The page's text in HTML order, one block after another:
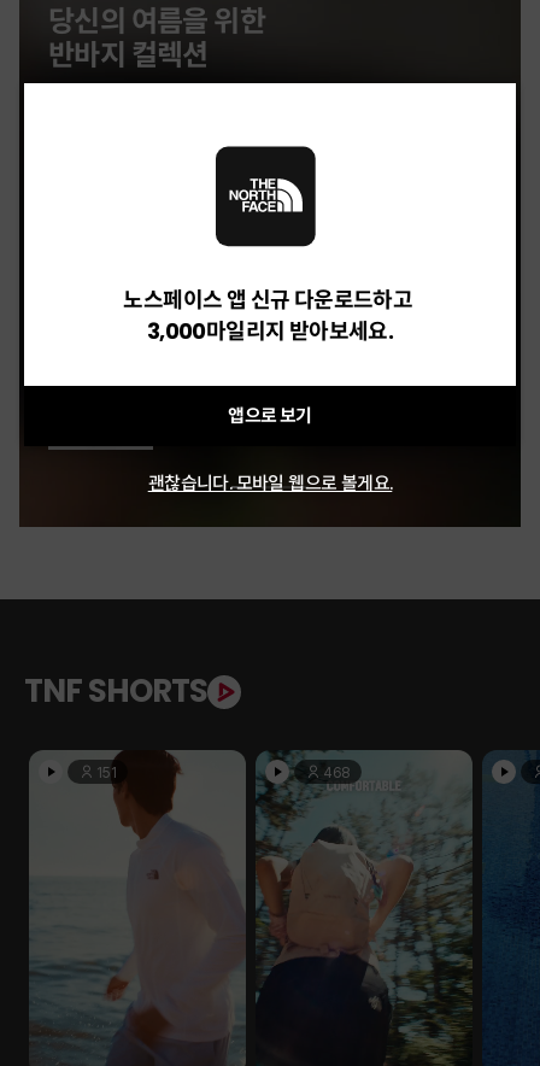
당신의 여름을 위한
반바지 컬렉션
M BASIN SHORT - 7"
59,400 원
46,240 원
32%
BRIS DENIM SHORTS
118,400 원
TNF SHORTS
151 468
노스페이스 앱 신규 다운로드하고
3,000마일리지 받아보세요.
앱으로 보기
괜찮습니다. 모바일 웹으로 볼게요.